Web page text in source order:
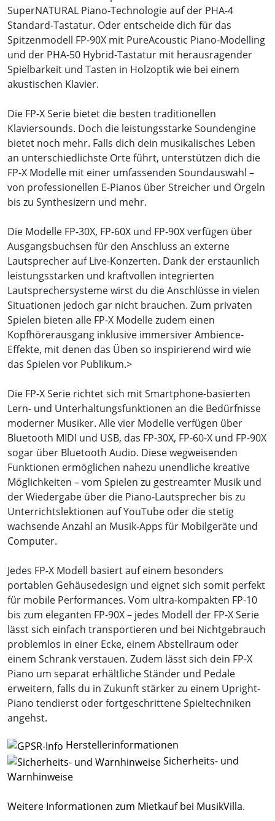
SuperNATURAL Piano-Technologie auf der PHA-4
Standard-Tastatur. Oder entscheide dich für das
Spitzenmodell FP-90X mit PureAcoustic Piano-Modelling
und der PHA-50 Hybrid-Tastatur mit herausragender
Spielbarkeit und Tasten in Holzoptik wie bei einem
akustischen Klavier.
Die FP-X Serie bietet die besten traditionellen
Klaviersounds. Doch die leistungsstarke Soundengine
bietet noch mehr. Falls dich dein musikalisches Leben
an unterschiedlichste Orte führt, unterstützen dich die
FP-X Modelle mit einer umfassenden Soundauswahl –
von professionellen E-Pianos über Streicher und Orgeln
bis zu Synthesizern und mehr.
Die Modelle FP-30X, FP-60X und FP-90X verfügen über
Ausgangsbuchsen für den Anschluss an externe
Lautsprecher auf Live-Konzerten. Dank der erstaunlich
leistungsstarken und kraftvollen integrierten
Lautsprechersysteme wirst du die Anschlüsse in vielen
Situationen jedoch gar nicht brauchen. Zum privaten
Spielen bieten alle FP-X Modelle zudem einen
Kopfhörerausgang inklusive immersiver Ambience-
Effekte, mit denen das Üben so inspirierend wird wie
das Spielen vor Publikum.>
Die FP-X Serie richtet sich mit Smartphone-basierten
Lern- und Unterhaltungsfunktionen an die Bedürfnisse
moderner Musiker. Alle vier Modelle verfügen über
Bluetooth MIDI und USB, das FP-30X, FP-60-X und FP-90X
sogar über Bluetooth Audio. Diese wegweisenden
Funktionen ermöglichen nahezu unendliche kreative
Möglichkeiten – vom Spielen zu gestreamter Musik und
der Wiedergabe über die Piano-Lautsprecher bis zu
Unterrichtslektionen auf YouTube oder die stetig
wachsende Anzahl an Musik-Apps für Mobilgeräte und
Computer.
Jedes FP-X Modell basiert auf einem besonders
portablen Gehäusedesign und eignet sich somit perfekt
für mobile Performances. Vom ultra-kompakten FP-10
bis zum eleganten FP-90X – jedes Modell der FP-X Serie
lässt sich einfach transportieren und bei Nichtgebrauch
problemlos in einer Ecke, einem Abstellraum oder
einem Schrank verstauen. Zudem lässt sich dein FP-X
Piano um separat erhältliche Ständer und Pedale
erweitern, falls du in Zukunft stärker zu einem Upright-
Piano tendierst oder fortgeschrittene Spieltechniken
angehst.
Herstellerinformationen
Sicherheits- und
Warnhinweise
Weitere Informationen zum Mietkauf bei MusikVilla.